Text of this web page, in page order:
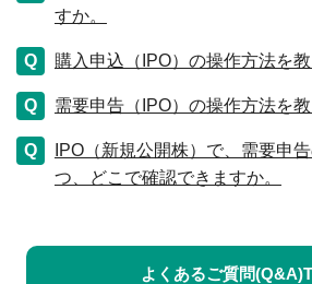
すか。
購入申込（IPO）の操作方法を教
需要申告（IPO）の操作方法を教
IPO（新規公開株）で、需要申
つ、どこで確認できますか。
よくあるご質問